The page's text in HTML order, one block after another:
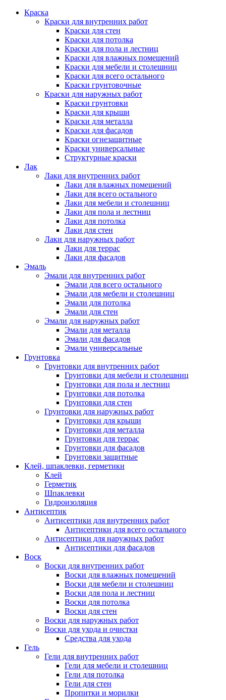
Краска
Краски для внутренних работ
Краски для стен
Краски для потолка
Краски для пола и лестниц
Краски для влажных помещений
Краски для мебели и столешниц
Краски для всего остального
Краски грунтовочные
Краски для наружных работ
Краски грунтовки
Краски для крыши
Краски для металла
Краски для фасадов
Краски огнезащитные
Краски универсальные
Структурные краски
Лак
Лаки для внутренних работ
Лаки для влажных помещений
Лаки для всего остального
Лаки для мебели и столешниц
Лаки для пола и лестниц
Лаки для потолка
Лаки для стен
Лаки для наружных работ
Лаки для террас
Лаки для фасадов
Эмаль
Эмали для внутренних работ
Эмали для всего остального
Эмали для мебели и столешниц
Эмали для потолка
Эмали для стен
Эмали для наружных работ
Эмали для металла
Эмали для фасадов
Эмали универсальные
Грунтовка
Грунтовки для внутренних работ
Грунтовки для мебели и столешниц
Грунтовки для пола и лестниц
Грунтовки для потолка
Грунтовки для стен
Грунтовки для наружных работ
Грунтовки для крыши
Грунтовки для металла
Грунтовки для террас
Грунтовки для фасадов
Грунтовки защитные
Клей, шпаклевки, герметики
Клей
Герметик
Шпаклевки
Гидроизоляция
Антисептик
Антисептики для внутренних работ
Антисептики для всего остального
Антисептики для наружных работ
Антисептики для фасадов
Воск
Воски для внутренних работ
Воски для влажных помещений
Воски для мебели и столешниц
Воски для пола и лестниц
Воски для потолка
Воски для стен
Воски для наружных работ
Воски для ухода и очистки
Средства для ухода
Гель
Гели для внутренних работ
Гели для мебели и столешниц
Гели для потолка
Гели для стен
Пропитки и морилки